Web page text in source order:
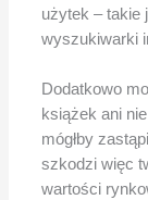
użytek – takie
wyszukiwarki
Dodatkowo
książek ani
mógłby
szkodzi więc
wartości